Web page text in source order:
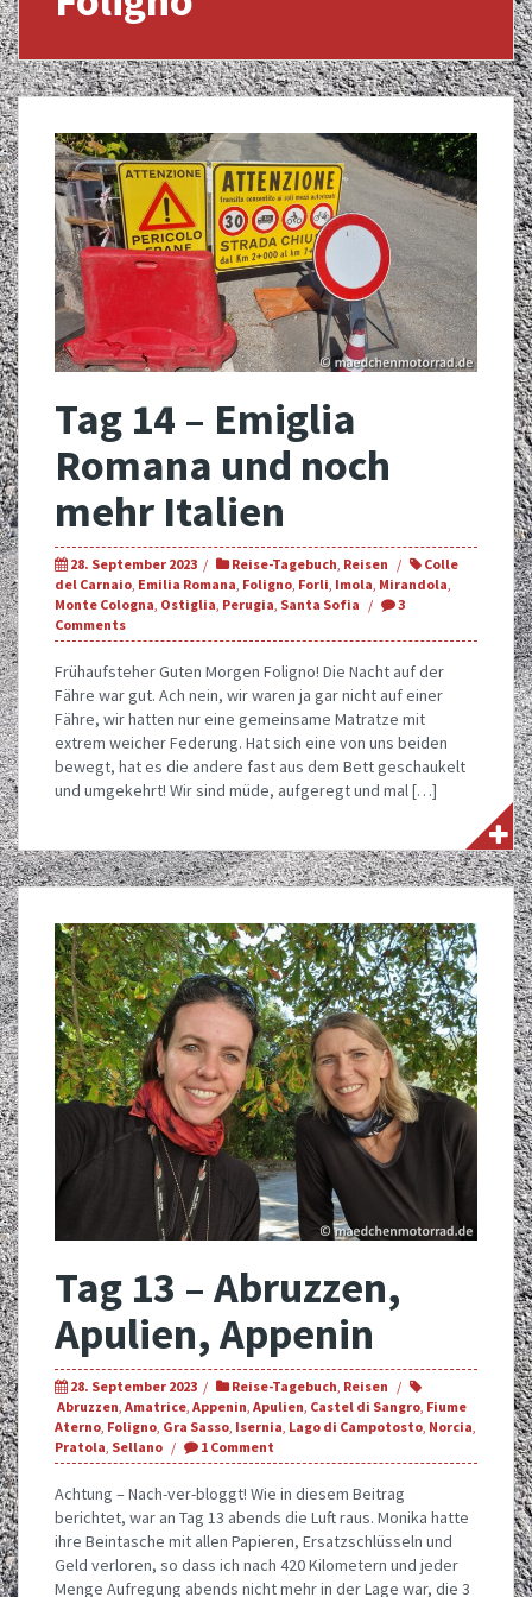
Tag 14 – Emiglia
Romana und noch
mehr Italien
28. September 2023 Reise-Tagebuch Reisen
Colle
del Carnaio Emilia Romana Foligno Forli Imola Mirandola
Monte Cologna Ostiglia Perugia Santa Sofia
3
Comments
Frühaufsteher Guten Morgen Foligno! Die Nacht auf der
Fähre war gut. Ach nein, wir waren ja gar nicht auf einer
Fähre, wir hatten nur eine gemeinsame Matratze mit
extrem weicher Federung. Hat sich eine von uns beiden
bewegt, hat es die andere fast aus dem Bett geschaukelt
und umgekehrt! Wir sind müde, aufgeregt und mal […]
Tag 13 – Abruzzen,
Apulien, Appenin
28. September 2023 Reise-Tagebuch Reisen
Abruzzen Amatrice Appenin Apulien Castel di Sangro Fiume
Aterno Foligno Gra Sasso Isernia Lago di Campotosto Norcia
Pratola Sellano 1 Comment
Achtung – Nach-ver-bloggt! Wie in diesem Beitrag
berichtet, war an Tag 13 abends die Luft raus. Monika hatte
ihre Beintasche mit allen Papieren, Ersatzschlüsseln und
Geld verloren, so dass ich nach 420 Kilometern und jeder
Menge Aufregung abends nicht mehr in der Lage war, die 3